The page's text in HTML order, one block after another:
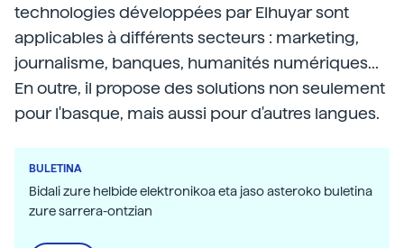
technologies développées par Elhuyar sont
applicables à différents secteurs : marketing,
journalisme, banques, humanités numériques...
En outre, il propose des solutions non seulement
pour l'basque, mais aussi pour d'autres langues.
BULETINA
Bidali zure helbide elektronikoa eta jaso asteroko buletina
zure sarrera-ontzian